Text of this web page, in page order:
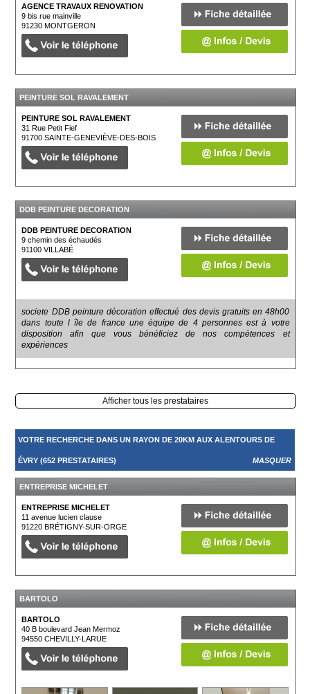
AGENCE TRAVAUX RENOVATION
9 bis rue mainville
91230MONTGERON
PEINTURE SOL RAVALEMENT
PEINTURE SOL RAVALEMENT
31 Rue Petit Fief
91700SAINTE-GENEVIÈVE-DES-BOIS
DDB PEINTURE DECORATION
DDB PEINTURE DECORATION
9 chemin des échaudés
91100VILLABÉ
societe DDB peinture décoration effectué des devis gratuits en 48h00
dans toute l île de france une équipe de 4 personnes est à votre
disposition afin que vous bénéficiez de nos compétences et
expériences
Afficher tous les prestataires
VOTRE RECHERCHE DANS UN RAYON DE 20KM AUX ALENTOURS DE
ÉVRY (652 PRESTATAIRES) MASQUER
ENTREPRISE MICHELET
ENTREPRISE MICHELET
11 avenue lucien clause
91220BRÉTIGNY-SUR-ORGE
BARTOLO
BARTOLO
40 B boulevard Jean Mermoz
94550CHEVILLY-LARUE